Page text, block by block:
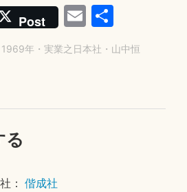
Post E
m
ail
共
有
1969年 ・ 実業之日本社 ・ 山中恒
る
：偕成社